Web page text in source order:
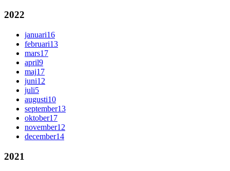
2022
januari16
februari13
mars17
april9
maj17
juni12
juli5
augusti10
september13
oktober17
november12
december14
2021